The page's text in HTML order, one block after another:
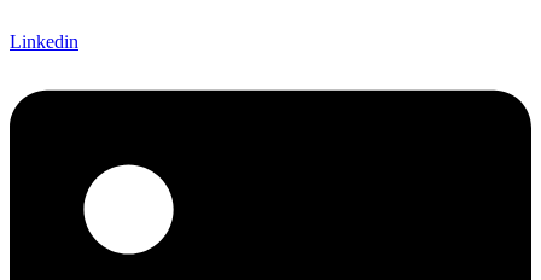
Linkedin